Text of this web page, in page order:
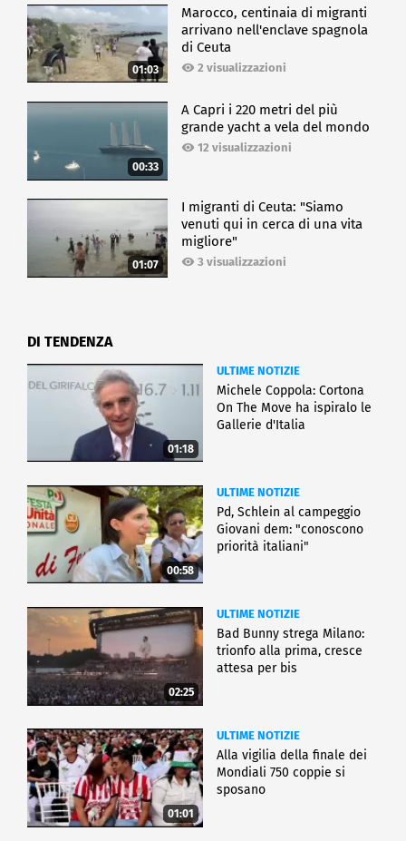
01:03
Marocco, centinaia di migranti
arrivano nell'enclave spagnola
di Ceuta
2 visualizzazioni
00:33
A Capri i 220 metri del più
grande yacht a vela del mondo
12 visualizzazioni
01:07
I migranti di Ceuta: "Siamo
venuti qui in cerca di una vita
migliore"
3 visualizzazioni
DI TENDENZA
01:18
ULTIME NOTIZIE
Michele Coppola: Cortona
On The Move ha ispiralo le
Gallerie d'Italia
00:58
ULTIME NOTIZIE
Pd, Schlein al campeggio
Giovani dem: "conoscono
priorità italiani"
02:25
ULTIME NOTIZIE
Bad Bunny strega Milano:
trionfo alla prima, cresce
attesa per bis
01:01
ULTIME NOTIZIE
Alla vigilia della finale dei
Mondiali 750 coppie si
sposano